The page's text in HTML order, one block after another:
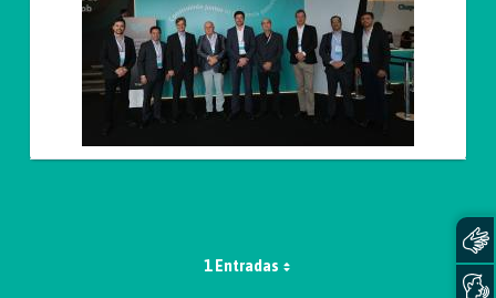
1 Entradas